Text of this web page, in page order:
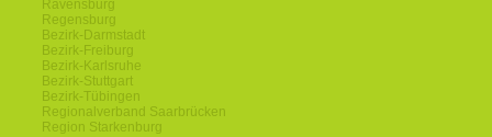
Ravensburg
Regensburg
Bezirk-Darmstadt
Bezirk-Freiburg
Bezirk-Karlsruhe
Bezirk-Stuttgart
Bezirk-Tübingen
Regionalverband Saarbrücken
Region Starkenburg